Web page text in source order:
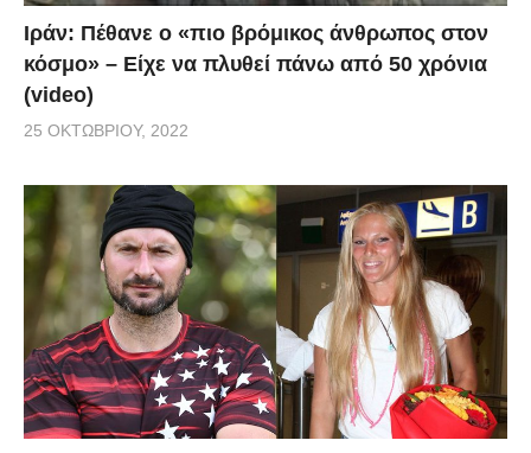
Ιράν: Πέθανε ο «πιο βρόμικος άνθρωπος στον
κόσμο» – Είχε να πλυθεί πάνω από 50 χρόνια
(video)
25 ΟΚΤΩΒΡΊΟΥ, 2022